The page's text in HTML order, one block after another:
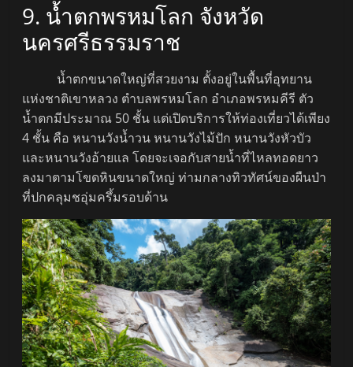
9. น้ำตกพรหมโลก จังหวัด
นครศรีธรรมราช
น้ำตกขนาดใหญ่ที่สวยงาม ตั้งอยู่ในพื้นที่อุทยาน
แห่งชาติเขาหลวง ตำบลพรหมโลก อำเภอพรหมคีรี ตัว
น้ำตกมีประมาณ 50 ชั้น แต่เปิดบริการให้ท่องเที่ยวได้เพียง
4 ชั้น คือ หนานวังน้ำวน หนานวังไม้ปัก หนานวังหัวบัว
และหนานวังอ้ายแล โดยจะเจอกับสายน้ำที่ไหลทอดยาว
ลงมาตามโขดหินขนาดใหญ่ ท่ามกลางทิวทัศน์ของผืนป่า
ที่ปกคลุมชอุ่มครึ้มรอบด้าน